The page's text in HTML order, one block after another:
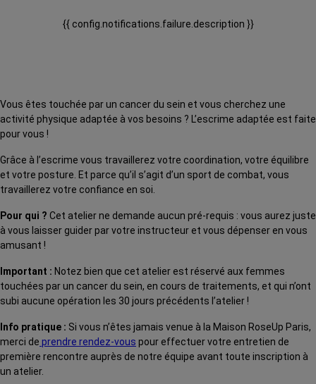
{{ config.notifications.failure.description }}
Vous êtes touchée par un cancer du sein et vous cherchez une
activité physique adaptée à vos besoins ? L’escrime adaptée est faite
pour vous !
Grâce à l’escrime vous travaillerez votre coordination, votre équilibre
et votre posture. Et parce qu’il s’agit d’un sport de combat, vous
travaillerez votre confiance en soi.
Pour qui ? Cet atelier ne demande aucun pré-requis : vous aurez juste
à vous laisser guider par votre instructeur et vous dépenser en vous
amusant !
Important : Notez bien que cet atelier est réservé aux femmes
touchées par un cancer du sein, en cours de traitements, et qui n’ont
subi aucune opération les 30 jours précédents l’atelier !
Info pratique : Si vous n’êtes jamais venue à la Maison RoseUp Paris,
merci de prendre rendez-vous pour effectuer votre entretien de
première rencontre auprès de notre équipe avant toute inscription à
un atelier.